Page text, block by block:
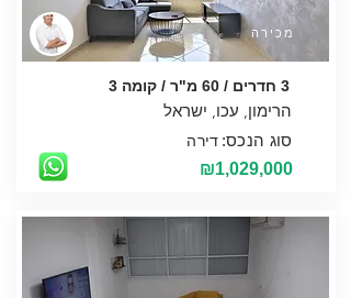
מכירה
3 חדרים / 60 מ"ר / קומה 3
דירה סוג הנכס:
₪1,029,000